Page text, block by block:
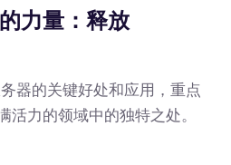
力量：释放
器的关键好处和应用，重点
活力的领域中的独特之处。